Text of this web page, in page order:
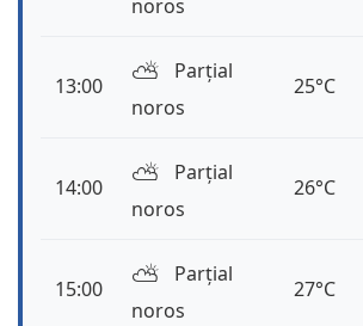
noros
13:00 ⛅️
Parțial
noros
25°C
14:00 ⛅️
Parțial
noros
26°C
15:00 ⛅️
Parțial
noros
27°C